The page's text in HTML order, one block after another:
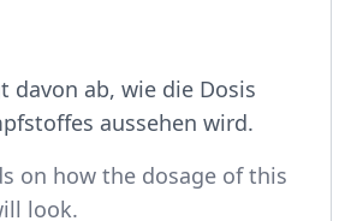
davon ab, wie die Dosis
aussehen wird.
on how the dosage of this
look.